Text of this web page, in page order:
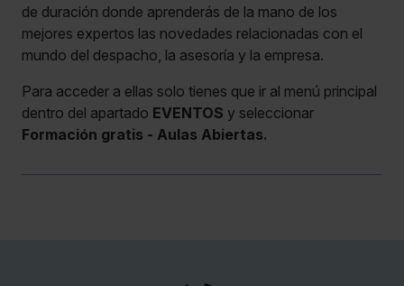
de duración donde aprenderás de la mano de los
mejores expertos las novedades relacionadas con el
mundo del despacho, la asesoría y la empresa.
Para acceder a ellas solo tienes que ir al menú principal
dentro del apartado EVENTOS y seleccionar
Formación gratis - Aulas Abiertas.